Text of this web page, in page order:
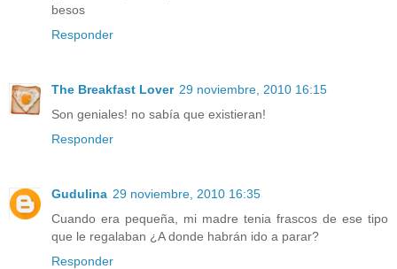
besos
Responder
The Breakfast Lover 29 noviembre, 2010 16:15
Son geniales! no sabía que existieran!
Responder
Gudulina 29 noviembre, 2010 16:35
Cuando era pequeña, mi madre tenia frascos de ese tipo
que le regalaban ¿A donde habrán ido a parar?
Responder